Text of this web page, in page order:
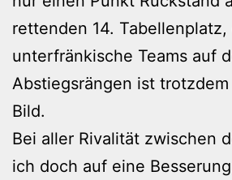
rettenden 14. Tabellenplatz,
unterfränkische Teams auf
Abstiegsrängen ist
Bild.
Bei aller Rivalität zwischen
ich doch auf eine